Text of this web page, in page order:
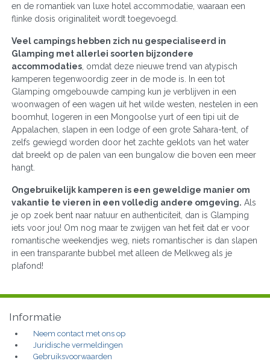
en de romantiek van luxe hotel accommodatie, waaraan een
flinke dosis originaliteit wordt toegevoegd.
Veel campings hebben zich nu gespecialiseerd in
Glamping met allerlei soorten bijzondere
accommodaties , omdat deze nieuwe trend van atypisch
kamperen tegenwoordig zeer in de mode is. In een tot
Glamping omgebouwde camping kun je verblijven in een
woonwagen of een wagen uit het wilde westen, nestelen in een
boomhut, logeren in een Mongoolse yurt of een tipi uit de
Appalachen, slapen in een lodge of een grote Sahara-tent, of
zelfs gewiegd worden door het zachte geklots van het water
dat breekt op de palen van een bungalow die boven een meer
hangt.
Ongebruikelijk kamperen is een geweldige manier om
vakantie te vieren in een volledig andere omgeving. Als
je op zoek bent naar natuur en authenticiteit, dan is Glamping
iets voor jou! Om nog maar te zwijgen van het feit dat er voor
romantische weekendjes weg, niets romantischer is dan slapen
in een transparante bubbel met alleen de Melkweg als je
plafond!
Informatie
Neem contact met ons op
Juridische vermeldingen
Gebruiksvoorwaarden